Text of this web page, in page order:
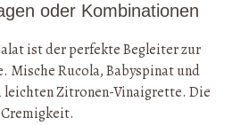
oder Kombinationen
ist der perfekte Begleiter zur
Mische Rucola, Babyspinat und
leichten Zitronen-Vinaigrette. Die